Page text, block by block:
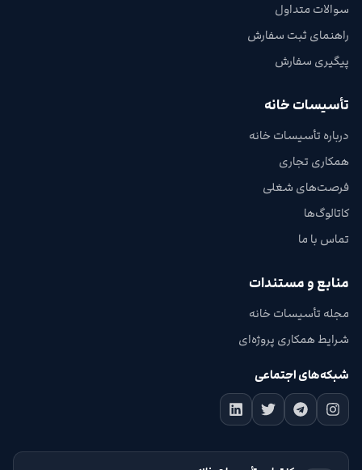
سوالات متداول
راهنمای ثبت سفارش
پیگیری سفارش
تأسیسات خانه
درباره تأسیسات خانه
همکاری تجاری
فرصت‌های شغلی
کاتالوگ‌ها
تماس با ما
منابع و مستندات
مجله تأسیسات خانه
شرایط همکاری پروژه‌ای
شبکه‌های اجتماعی